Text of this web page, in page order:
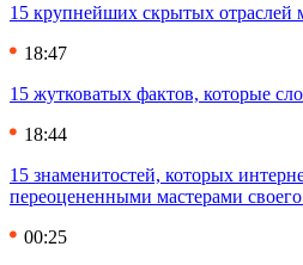
15 крупнейших скрытых отраслей
18:47
15 жутковатых фактов, которые
18:44
15 знаменитостей, которых
переоцененными мастерами своего
00:25